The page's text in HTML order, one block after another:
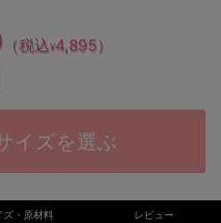
（税込¥4,895）
イズを選ぶ
ズ・原材料 レビュー